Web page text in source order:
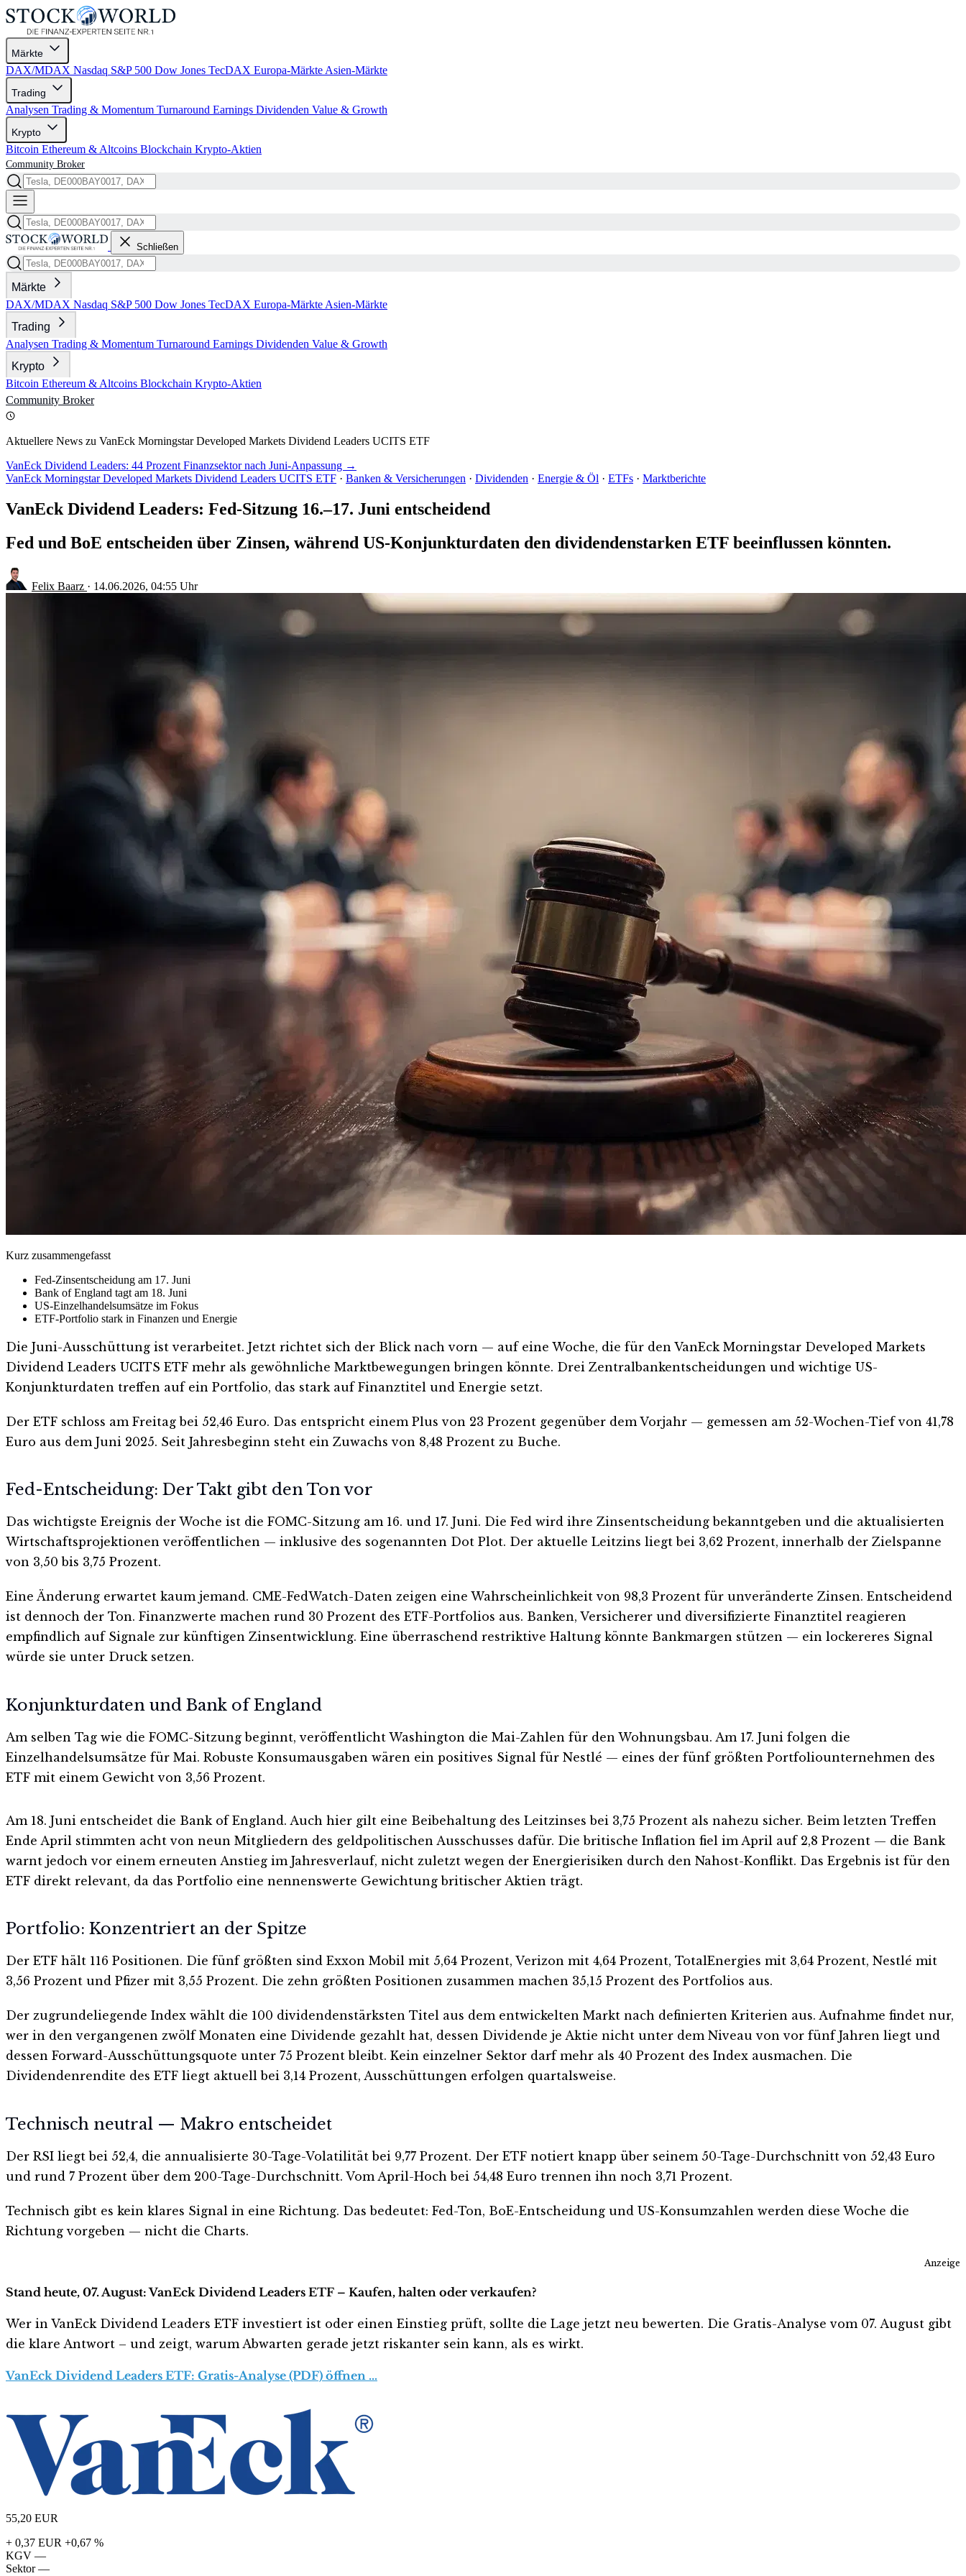
Märkte
DAX/MDAX Nasdaq S&P 500 Dow Jones TecDAX Europa-Märkte Asien-Märkte
Trading
Analysen Trading & Momentum Turnaround Earnings Dividenden Value & Growth
Krypto
Bitcoin Ethereum & Altcoins Blockchain Krypto-Aktien
Community Broker
Schließen
Märkte
DAX/MDAX Nasdaq S&P 500 Dow Jones TecDAX Europa-Märkte Asien-Märkte
Trading
Analysen Trading & Momentum Turnaround Earnings Dividenden Value & Growth
Krypto
Bitcoin Ethereum & Altcoins Blockchain Krypto-Aktien
Community Broker
Aktuellere News zu VanEck Morningstar Developed Markets Dividend Leaders UCITS ETF
VanEck Dividend Leaders: 44 Prozent Finanzsektor nach Juni-Anpassung →
VanEck Morningstar Developed Markets Dividend Leaders UCITS ETF · Banken & Versicherungen · Dividenden · Energie & Öl · ETFs · Marktberichte
VanEck Dividend Leaders: Fed-Sitzung 16.–17. Juni entscheidend
Fed und BoE entscheiden über Zinsen, während US-Konjunkturdaten den dividendenstarken ETF beeinflussen könnten.
Felix Baarz · 14.06.2026, 04:55 Uhr
Kurz zusammengefasst
Fed-Zinsentscheidung am 17. Juni
Bank of England tagt am 18. Juni
US-Einzelhandelsumsätze im Fokus
ETF-Portfolio stark in Finanzen und Energie
Die Juni-Ausschüttung ist verarbeitet. Jetzt richtet sich der Blick nach vorn — auf eine Woche, die für den VanEck Morningstar Developed Markets
Dividend Leaders UCITS ETF mehr als gewöhnliche Marktbewegungen bringen könnte. Drei Zentralbankentscheidungen und wichtige US-
Konjunkturdaten treffen auf ein Portfolio, das stark auf Finanztitel und Energie setzt.
Der ETF schloss am Freitag bei 52,46 Euro. Das entspricht einem Plus von 23 Prozent gegenüber dem Vorjahr — gemessen am 52-Wochen-Tief von 41,78
Euro aus dem Juni 2025. Seit Jahresbeginn steht ein Zuwachs von 8,48 Prozent zu Buche.
Fed-Entscheidung: Der Takt gibt den Ton vor
Das wichtigste Ereignis der Woche ist die FOMC-Sitzung am 16. und 17. Juni. Die Fed wird ihre Zinsentscheidung bekanntgeben und die aktualisierten
Wirtschaftsprojektionen veröffentlichen — inklusive des sogenannten Dot Plot. Der aktuelle Leitzins liegt bei 3,62 Prozent, innerhalb der Zielspanne
von 3,50 bis 3,75 Prozent.
Eine Änderung erwartet kaum jemand. CME-FedWatch-Daten zeigen eine Wahrscheinlichkeit von 98,3 Prozent für unveränderte Zinsen. Entscheidend
ist dennoch der Ton. Finanzwerte machen rund 30 Prozent des ETF-Portfolios aus. Banken, Versicherer und diversifizierte Finanztitel reagieren
empfindlich auf Signale zur künftigen Zinsentwicklung. Eine überraschend restriktive Haltung könnte Bankmargen stützen — ein lockereres Signal
würde sie unter Druck setzen.
Konjunkturdaten und Bank of England
Am selben Tag wie die FOMC-Sitzung beginnt, veröffentlicht Washington die Mai-Zahlen für den Wohnungsbau. Am 17. Juni folgen die
Einzelhandelsumsätze für Mai. Robuste Konsumausgaben wären ein positives Signal für Nestlé — eines der fünf größten Portfoliounternehmen des
ETF mit einem Gewicht von 3,56 Prozent.
Am 18. Juni entscheidet die Bank of England. Auch hier gilt eine Beibehaltung des Leitzinses bei 3,75 Prozent als nahezu sicher. Beim letzten Treffen
Ende April stimmten acht von neun Mitgliedern des geldpolitischen Ausschusses dafür. Die britische Inflation fiel im April auf 2,8 Prozent — die Bank
warnt jedoch vor einem erneuten Anstieg im Jahresverlauf, nicht zuletzt wegen der Energierisiken durch den Nahost-Konflikt. Das Ergebnis ist für den
ETF direkt relevant, da das Portfolio eine nennenswerte Gewichtung britischer Aktien trägt.
Portfolio: Konzentriert an der Spitze
Der ETF hält 116 Positionen. Die fünf größten sind Exxon Mobil mit 5,64 Prozent, Verizon mit 4,64 Prozent, TotalEnergies mit 3,64 Prozent, Nestlé mit
3,56 Prozent und Pfizer mit 3,55 Prozent. Die zehn größten Positionen zusammen machen 35,15 Prozent des Portfolios aus.
Der zugrundeliegende Index wählt die 100 dividendenstärksten Titel aus dem entwickelten Markt nach definierten Kriterien aus. Aufnahme findet nur,
wer in den vergangenen zwölf Monaten eine Dividende gezahlt hat, dessen Dividende je Aktie nicht unter dem Niveau von vor fünf Jahren liegt und
dessen Forward-Ausschüttungsquote unter 75 Prozent bleibt. Kein einzelner Sektor darf mehr als 40 Prozent des Index ausmachen. Die
Dividendenrendite des ETF liegt aktuell bei 3,14 Prozent, Ausschüttungen erfolgen quartalsweise.
Technisch neutral — Makro entscheidet
Der RSI liegt bei 52,4, die annualisierte 30-Tage-Volatilität bei 9,77 Prozent. Der ETF notiert knapp über seinem 50-Tage-Durchschnitt von 52,43 Euro
und rund 7 Prozent über dem 200-Tage-Durchschnitt. Vom April-Hoch bei 54,48 Euro trennen ihn noch 3,71 Prozent.
Technisch gibt es kein klares Signal in eine Richtung. Das bedeutet: Fed-Ton, BoE-Entscheidung und US-Konsumzahlen werden diese Woche die
Richtung vorgeben — nicht die Charts.
Anzeige
Stand heute, 07. August: VanEck Dividend Leaders ETF – Kaufen, halten oder verkaufen?
Wer in VanEck Dividend Leaders ETF investiert ist oder einen Einstieg prüft, sollte die Lage jetzt neu bewerten. Die Gratis-Analyse vom 07. August gibt
die klare Antwort – und zeigt, warum Abwarten gerade jetzt riskanter sein kann, als es wirkt.
VanEck Dividend Leaders ETF: Gratis-Analyse (PDF) öffnen …
55,20 EUR
+ 0,37 EUR +0,67 %
KGV —
Sektor —